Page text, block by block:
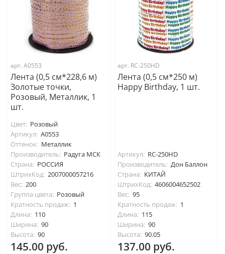
арт. А0553
Лента (0,5 см*228,6 м)
Золотые точки,
Розовый, Металлик, 1
шт.
Цвет: Розовый
Артикул: А0553
Оттенок: Металлик
Производитель: Радуга МСК
Страна: РОССИЯ
ШтрихКод: 2007000057216
Вес: 200
Группа цвета: Розовый
Кратность продаж: 1
Длина: 110
Ширина: 90
Высота: 90
145.00 руб.
арт. RC-250HD
Лента (0,5 см*250 м)
Happy Birthday, 1 шт.
Артикул: RC-250HD
Производитель: Дон Баллон
Страна: КИТАЙ
ШтрихКод: 4606004652502
Вес: 95
Кратность продаж: 1
Длина: 115
Ширина: 90
Высота: 90.05
137.00 руб.